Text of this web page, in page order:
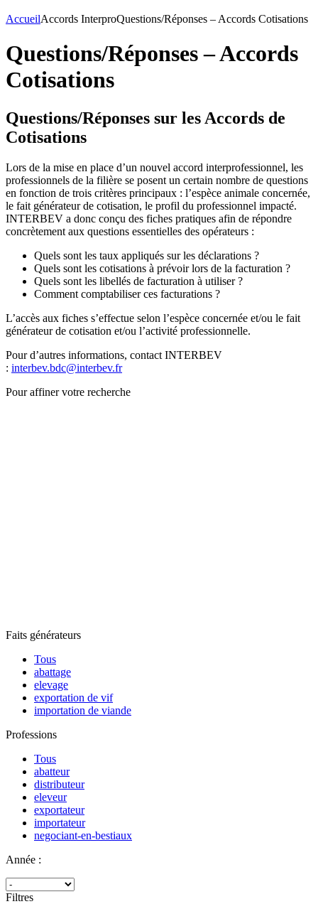
AccueilAccords InterproQuestions/Réponses – Accords Cotisations
Questions/Réponses – Accords
Cotisations
Questions/Réponses sur les Accords de
Cotisations
Lors de la mise en place d’un nouvel accord interprofessionnel, les
professionnels de la filière se posent un certain nombre de questions
en fonction de trois critères principaux : l’espèce animale concernée,
le fait générateur de cotisation, le profil du professionnel impacté.
INTERBEV a donc conçu des fiches pratiques afin de répondre
concrètement aux questions essentielles des opérateurs :
Quels sont les taux appliqués sur les déclarations ?
Quels sont les cotisations à prévoir lors de la facturation ?
Quels sont les libellés de facturation à utiliser ?
Comment comptabiliser ces facturations ?
L’accès aux fiches s’effectue selon l’espèce concernée et/ou le fait
générateur de cotisation et/ou l’activité professionnelle.
Pour d’autres informations, contact INTERBEV
: interbev.bdc@interbev.fr
Pour affiner votre recherche
Faits générateurs
Tous
abattage
elevage
exportation de vif
importation de viande
Professions
Tous
abatteur
distributeur
eleveur
exportateur
importateur
negociant-en-bestiaux
Année :
Filtres